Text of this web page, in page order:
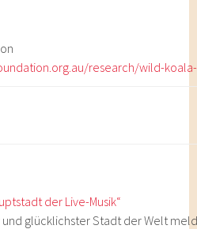
research/wild-
der Live-Musik“
glücklichster Stadt der Welt